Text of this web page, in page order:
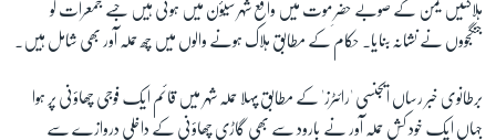
اسپیشل کوریج
Learning English
ہلاکتیں یمن کے صوبے حضرِ موت میں واقع شہر سیؤن میں ہوئی ہیں جسے جمعرات کو
جنگجووں نے نشانہ بنایا۔ حکام کے مطابق ہلاک ہونے والوں میں چھ حملہ آور بھی شامل ہیں۔
برطانوی خبر رساں ایجنسی 'رائٹرز' کے مطابق پہلا حملہ شہر میں قائم ایک فوجی چھاؤنی پر ہوا
جہاں ایک خود کش حملہ آور نے بارود سے بھی گاڑی چھاؤنی کے داخلی دروازے سے